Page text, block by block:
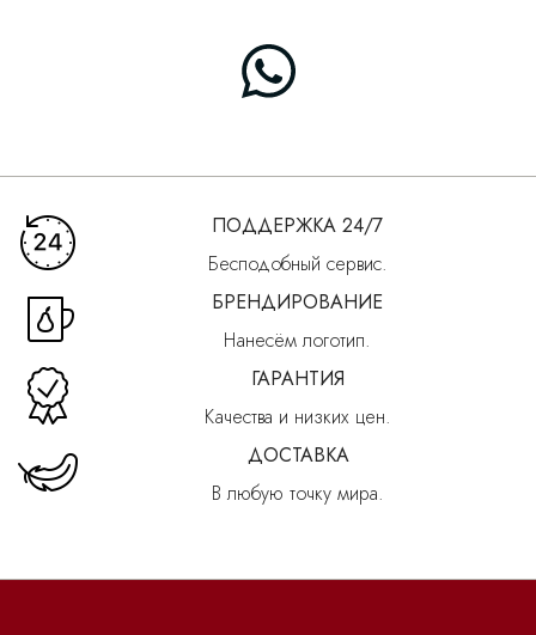
ПОДДЕРЖКА 24/7
Бесподобный сервис.
БРЕНДИРОВАНИЕ
Нанесём логотип.
ГАРАНТИЯ
Качества и низких цен.
ДОСТАВКА
В любую точку мира.